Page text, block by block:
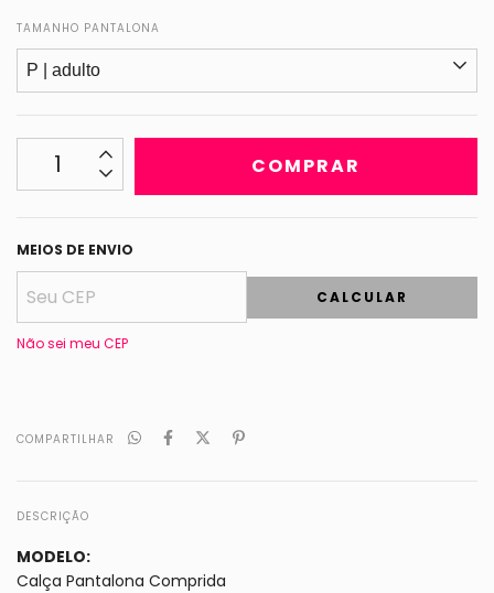
TAMANHO PANTALONA
MEIOS DE ENVIO
CALCULAR
Não sei meu CEP
COMPARTILHAR
DESCRIÇÃO
MODELO:
Calça Pantalona Comprida